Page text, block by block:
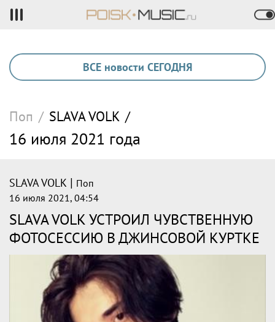
ВСЕ новости СЕГОДНЯ
Поп / SLAVA VOLK /
16 июля 2021 года
SLAVA VOLK | Поп
16 июля 2021, 04:54
SLAVA VOLK УСТРОИЛ ЧУВСТВЕННУЮ
ФОТОСЕССИЮ В ДЖИНСОВОЙ КУРТКЕ